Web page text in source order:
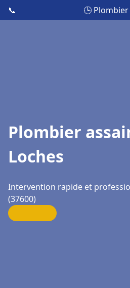
📞 🕒
Plombier
Loches
Intervention rapide et
(37600)